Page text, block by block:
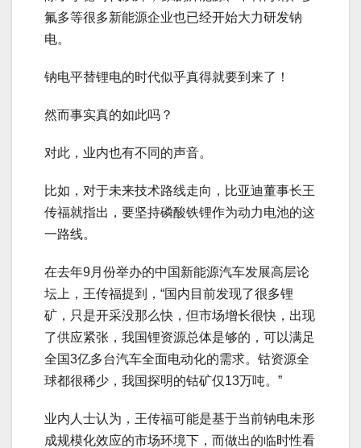
氟多等很多新能源企业也已经开始大力研发钠
电。
钠电平替锂电的时代似乎真得就要到来了！
然而事实真的如此吗？
对此，业内也有不同的声音。
比如，对于未来技术路线走向，比亚迪董事长王
传福就指出，要坚持磷酸铁锂作为动力电池的这
一路线。
在去年9月份举办的中国新能源汽车发展高层论
坛上，王传福提到，“国内目前发现了很多锂
矿，只是开采没那么快，但市场增长很快，出现
了供应紧张，我国锂资源总体是够的，可以满足
全国3亿多台汽车全面电动化的需求。钴资源全
球都很稀少，我国探明的钴矿仅13万吨。”
业内人士认为，王传福可能是基于当前钠电未形
成规模化效应的市场环境下，而做出的临时性看